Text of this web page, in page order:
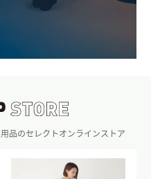
品のセレクトオンラインストア